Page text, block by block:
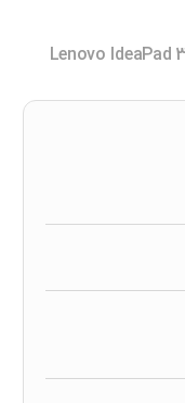
Lenovo IdeaPad